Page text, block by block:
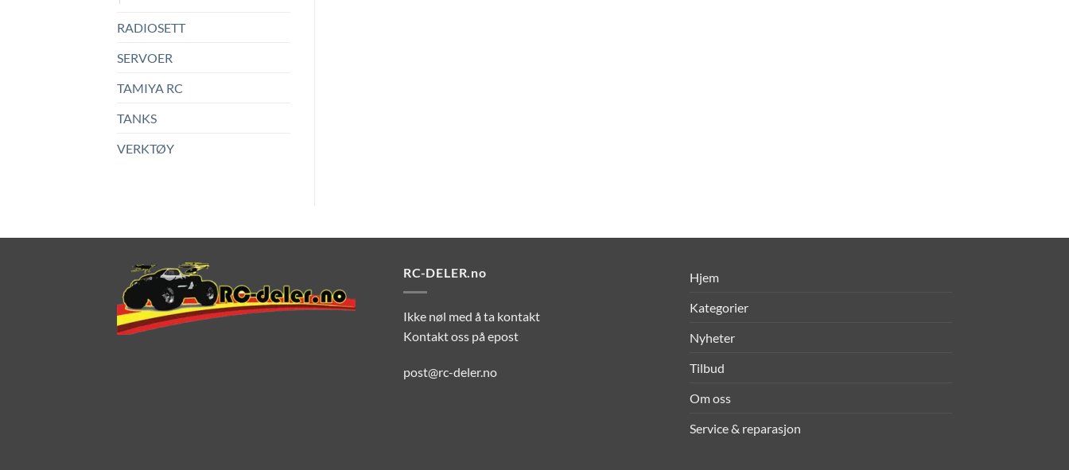
RADIOSETT
SERVOER
TAMIYA RC
TANKS
VERKTØY
RC-DELER.no
Ikke nøl med å ta kontakt
Kontakt oss på epost
post@rc-deler.no
Hjem
Kategorier
Nyheter
Tilbud
Om oss
Service & reparasjon